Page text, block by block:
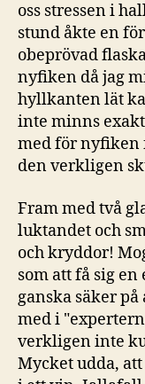
oss stressen i
stund åkte en
obeprövad
nyfiken då jag
hyllkanten lät
inte minns
med för nyfiken
den verkligen
Fram med två
luktandet och
och kryddor!
som att få sig
ganska säker
med i
verkligen inte
Mycket udda,